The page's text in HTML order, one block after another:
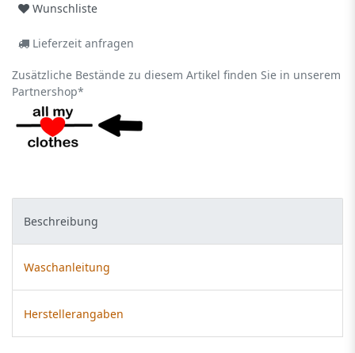
Wunschliste
Lieferzeit anfragen
Zusätzliche Bestände zu diesem Artikel finden Sie in unserem
Partnershop*
Beschreibung
Waschanleitung
Herstellerangaben